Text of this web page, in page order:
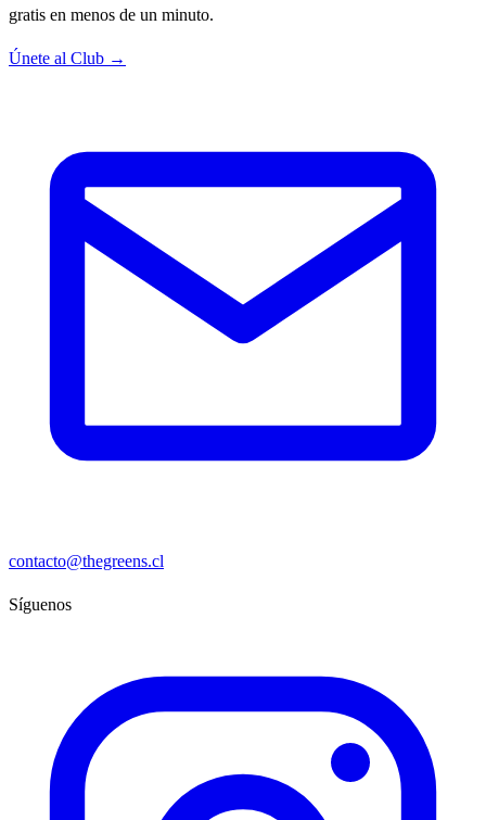
gratis en menos de un minuto.
Únete al Club →
contacto@thegreens.cl
Síguenos